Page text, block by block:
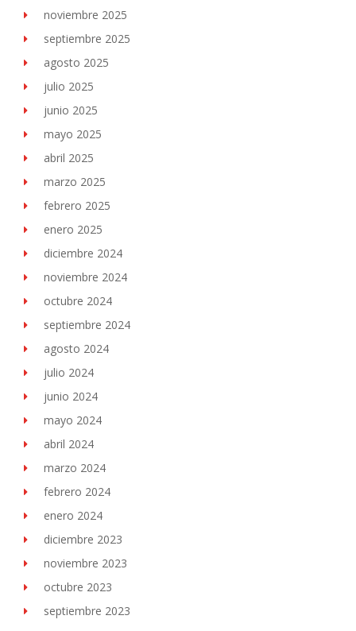
noviembre 2025
septiembre 2025
agosto 2025
julio 2025
junio 2025
mayo 2025
abril 2025
marzo 2025
febrero 2025
enero 2025
diciembre 2024
noviembre 2024
octubre 2024
septiembre 2024
agosto 2024
julio 2024
junio 2024
mayo 2024
abril 2024
marzo 2024
febrero 2024
enero 2024
diciembre 2023
noviembre 2023
octubre 2023
septiembre 2023